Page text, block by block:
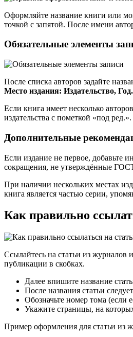
Оформляйте название книги или
точкой с запятой. После имени
Обязательные элементы
После списка авторов задайте
Место издания: Издательство,
Если книга имеет несколько
издательства с пометкой «под ред.».
Дополнительные
Если издание не первое, добавьте
сокращения, не утверждённые
При наличии нескольких местах
книга является частью серии,
Как правильно
Ссылайтесь на статьи из журналов
публикации в скобках.
Далее впишите название
После названия статьи
Обозначьте номер тома (если
Укажите страницы, на
Пример оформления для статьи из